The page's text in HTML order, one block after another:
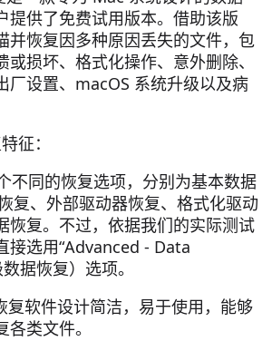
提供了免费试用版本。借助该版
并恢复因多种原因丢失的文件，包
损坏、格式化操作、意外删除、
厂设置、macOS 系统升级以及病
征：
不同的恢复选项，分别为基本数据
复、外部驱动器恢复、格式化驱动
恢复。不过，依据我们的实际测试
接选用“Advanced - Data
据恢复）选项。
复软件设计简洁，易于使用，能够
类文件。